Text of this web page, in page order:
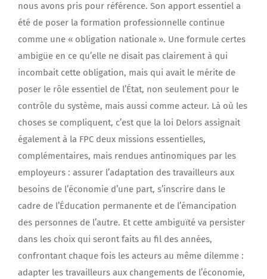
nous avons pris pour référence. Son apport essentiel a
été de poser la formation professionnelle continue
comme une « obligation nationale ». Une formule certes
ambigüe en ce qu’elle ne disait pas clairement à qui
incombait cette obligation, mais qui avait le mérite de
poser le rôle essentiel de l’État, non seulement pour le
contrôle du système, mais aussi comme acteur. Là où les
choses se compliquent, c’est que la loi Delors assignait
également à la FPC deux missions essentielles,
complémentaires, mais rendues antinomiques par les
employeurs : assurer l’adaptation des travailleurs aux
besoins de l’économie d’une part, s’inscrire dans le
cadre de l’Éducation permanente et de l’émancipation
des personnes de l’autre. Et cette ambiguïté va persister
dans les choix qui seront faits au fil des années,
confrontant chaque fois les acteurs au même dilemme :
adapter les travailleurs aux changements de l’économie,